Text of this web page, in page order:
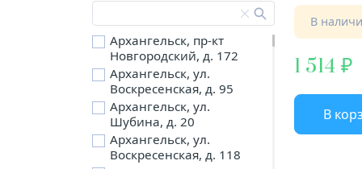
д. Бережная
д. Петариха
д. Согра
п. Березник
п. Боброво
п. Вычегодский
п. Двинской,
Архангельск, пр-кт
Новгородский, д. 172
Архангельск, ул.
Воскресенская, д. 95
Архангельск, ул.
Шубина, д. 20
Архангельск, ул.
Воскресенская, д. 118
В
1 514
В